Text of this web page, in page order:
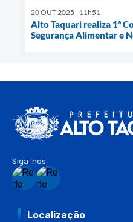
20 OUT 2025 - 11h51
Alto Taquari realiza 1ª
Segurança Alimentar e
Siga-nos
Localização